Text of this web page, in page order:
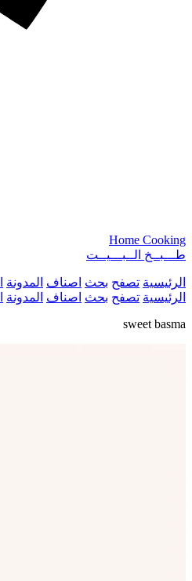
Home Cooking
طـــبــخ الــبـــيــت
الرئيسية تصفح بحث اصناف المدونة
الرئيسية تصفح بحث اصناف المدونة
sweet basma